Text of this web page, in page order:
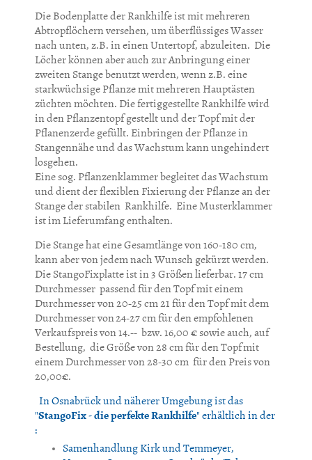
Die Bodenplatte der Rankhilfe ist mit mehreren
Abtropflöchern versehen, um überflüssiges Wasser
nach unten, z.B. in einen Untertopf, abzuleiten. Die
Löcher können aber auch zur Anbringung einer
zweiten Stange benutzt werden, wenn z.B. eine
starkwüchsige Pflanze mit mehreren Hauptästen
züchten möchten. Die fertiggestellte Rankhilfe wird
in den Pflanzentopf gestellt und der Topf mit der
Pflanenzerde gefüllt. Einbringen der Pflanze in
Stangennähe und das Wachstum kann ungehindert
losgehen.
Eine sog. Pflanzenklammer begleitet das Wachstum
und dient der flexiblen Fixierung der Pflanze an der
Stange der stabilen Rankhilfe. Eine Musterklammer
ist im Lieferumfang enthalten.
Die Stange hat eine Gesamtlänge von 160-180 cm,
kann aber von jedem nach Wunsch gekürzt werden.
Die StangoFixplatte ist in 3 Größen lieferbar. 17 cm
Durchmesser passend für den Topf mit einem
Durchmesser von 20-25 cm 21 für den Topf mit dem
Durchmesser von24-27 cm für den empfohlenen
Verkaufspreis von 14.-- bzw. 16,00 € sowie auch, auf
Bestellung, die Größe von 28 cm für den Topfmit
einem Durchmesser von 28-30 cm für den Preis von
20,00€.
In Osnabrück und näherer Umgebung ist das
"StangoFix - die perfekte Rankhilfe" erhältlich in der
:
Samenhandlung Kirk und Temmeyer,